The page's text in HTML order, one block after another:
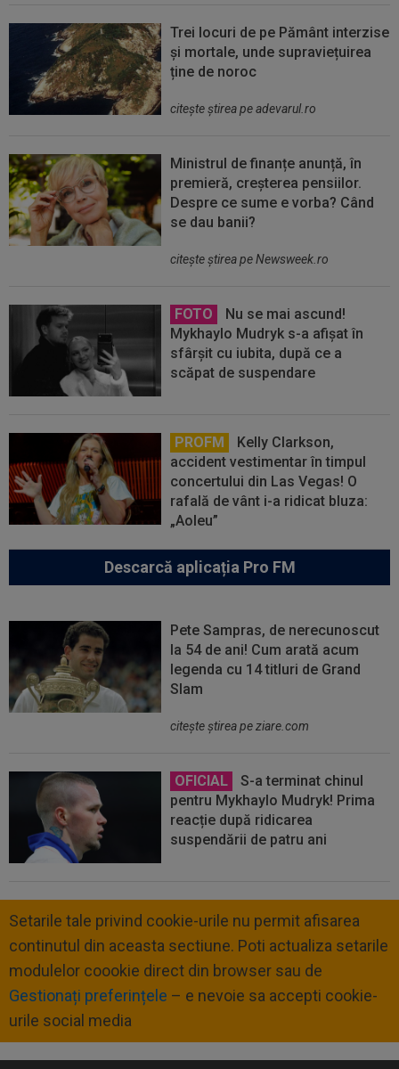
Trei locuri de pe Pământ interzise
și mortale, unde supraviețuirea
ține de noroc
citeşte ştirea pe adevarul.ro
Ministrul de finanțe anunță, în
premieră, creșterea pensiilor.
Despre ce sume e vorba? Când
se dau banii?
citeşte ştirea pe Newsweek.ro
FOTO
Nu se mai ascund!
Mykhaylo Mudryk s-a afișat în
sfârșit cu iubita, după ce a
scăpat de suspendare
PROFM
Kelly Clarkson,
accident vestimentar în timpul
concertului din Las Vegas! O
rafală de vânt i-a ridicat bluza:
„Aoleu”
Descarcă aplicația Pro FM
Pete Sampras, de nerecunoscut
la 54 de ani! Cum arată acum
legenda cu 14 titluri de Grand
Slam
citeşte ştirea pe ziare.com
OFICIAL
S-a terminat chinul
pentru Mykhaylo Mudryk! Prima
reacție după ridicarea
suspendării de patru ani
Setarile tale privind cookie-urile nu permit afisarea
continutul din aceasta sectiune. Poti actualiza setarile
modulelor coookie direct din browser sau de
Gestionați preferințele – e nevoie sa accepti cookie-
urile social media